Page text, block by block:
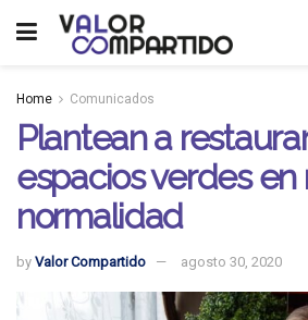
Home Comunicados
Plantean a
espacios verdes en
normalidad
by Valor Compartido agosto 30, 2020